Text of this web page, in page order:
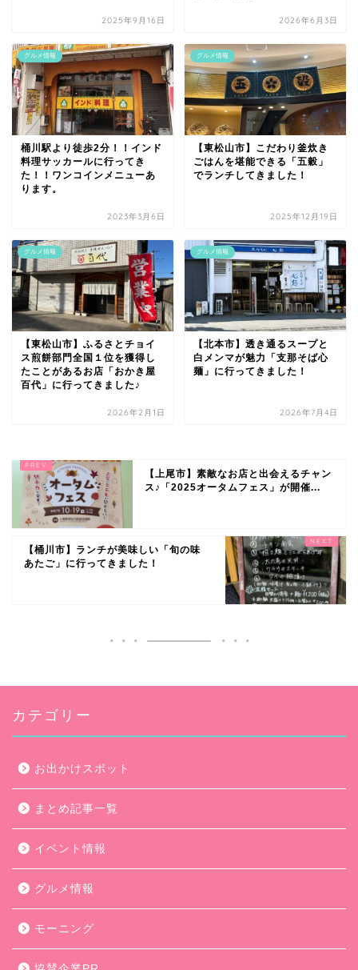
2025年9月16日 2026年6月3日
グルメ情報
桶川駅より徒歩2分！！インド
料理サッカールに行ってき
た！！ワンコインメニューあ
ります。
2023年3月6日
グルメ情報
【東松山市】こだわり釜炊き
ごはんを堪能できる「五穀」
でランチしてきました！
2025年12月19日
グルメ情報
【東松山市】ふるさとチョイ
ス煎餅部門全国１位を獲得し
たことがあるお店「おかき屋
百代」に行ってきました♪
2026年2月1日
グルメ情報
【北本市】透き通るスープと
白メンマが魅力「支那そば心
麺」に行ってきました！
2026年7月4日
【上尾市】素敵なお店と出会えるチャン
ス♪「2025オータムフェス」が開催...
【桶川市】ランチが美味しい「旬の味
あたご」に行ってきました！
カテゴリー
お出かけスポット
まとめ記事一覧
イベント情報
グルメ情報
モーニング